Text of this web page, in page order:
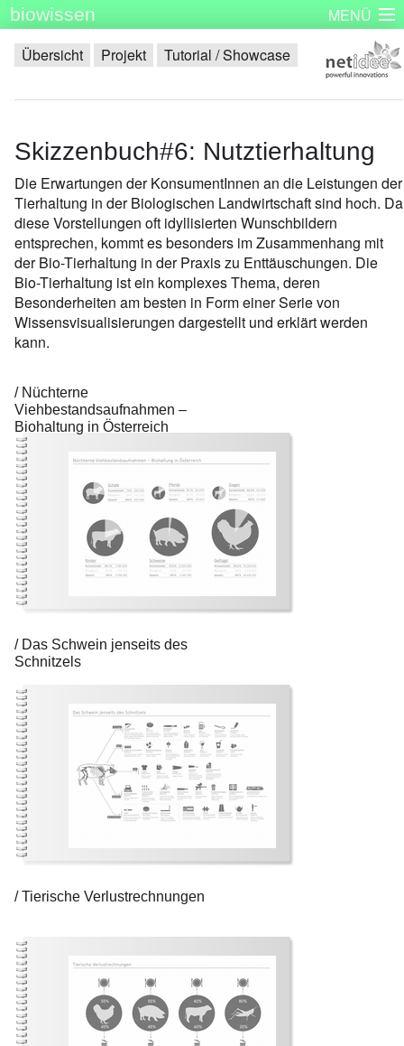
biowissen MENÜ
Startseite Skizzenbücher Plakatserie Dinge
Impressum
Übersicht Projekt Tutorial / Showcase
Skizzenbuch#6: Nutztierhaltung
Die Erwartungen der KonsumentInnen an die Leistungen der
Tierhaltung in der Biologischen Landwirtschaft sind hoch. Da
diese Vorstellungen oft idyllisierten Wunschbildern
entsprechen, kommt es besonders im Zusammenhang mit
der Bio-Tierhaltung in der Praxis zu Enttäuschungen. Die
Bio-Tierhaltung ist ein komplexes Thema, deren
Besonderheiten am besten in Form einer Serie von
Wissensvisualisierungen dargestellt und erklärt werden
kann.
Nüchterne
Viehbestandsaufnahmen –
Biohaltung in Österreich
Das Schwein jenseits des
Schnitzels
Tierische Verlustrechnungen